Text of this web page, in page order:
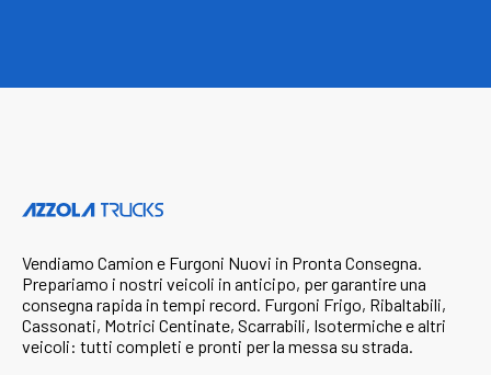
Vendiamo Camion e Furgoni Nuovi in Pronta Consegna.
Prepariamo i nostri veicoli in anticipo, per garantire una
consegna rapida in tempi record. Furgoni Frigo, Ribaltabili,
Cassonati, Motrici Centinate, Scarrabili, Isotermiche e altri
veicoli: tutti completi e pronti per la messa su strada.